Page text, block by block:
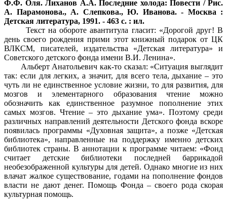
Ф.Ф. Оля. Лиханов А.А. Последние холода: Повести / Рис.
А. Парамонова., А. Слепкова., Ю. Иванова. - Москва :
Детская литература, 1991. - 463 с. : ил.
Текст на обороте авантитула гласит: «Дорогой друг! В
день своего рождения прими этот книжный подарок от ЦК
ВЛКСМ, писателей, издательства «Детская литература» и
Советского детского фонда имени В.И. Ленина».
Альберт Анатольевич как-то сказал: «Ситуация выглядит
так: если для легких, а значит, для всего тела, дыхание – это
чуть ли не единственное условие жизни, то для развития, для
мозгов и элементарного образования чтение можно
обозначить как единственное разумное пополнение этих
самых мозгов. Чтение – это дыхание ума». Поэтому среди
различных направлений деятельности Детского фонда вскоре
появилась программы «Духовная защита», а позже «Детская
библиотека», направленные на поддержку именно детских
библиотек страны. В аннотации к программе читаем: «Фонд
считает детские библиотеки последней баррикадой
необезображенной культуры для детей. Однако многие из них
влачат жалкое существование, годами на пополнение фондов
власти не дают денег. Помощь Фонда – своего рода скорая
культурная помощь.